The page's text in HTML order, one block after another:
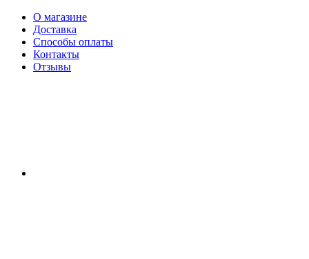
О магазине
Доставка
Способы оплаты
Контакты
Отзывы